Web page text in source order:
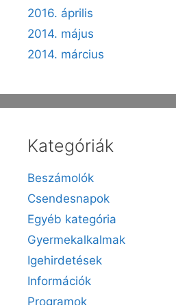
2016. április
2014. május
2014. március
Kategóriák
Beszámolók
Csendesnapok
Egyéb kategória
Gyermekalkalmak
Igehirdetések
Információk
Programok